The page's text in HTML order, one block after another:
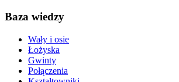
Baza wiedzy
Wały i osie
Łożyska
Gwinty
Połączenia